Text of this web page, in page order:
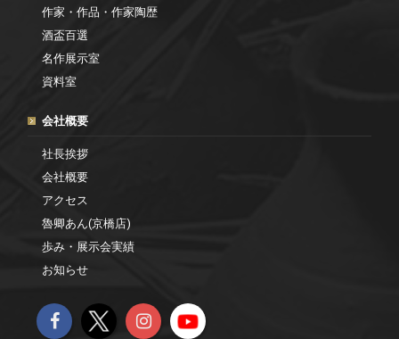
作家・作品・作家陶歴
酒盃百選
名作展示室
資料室
会社概要
社長挨拶
会社概要
アクセス
魯卿あん(京橋店)
歩み・展示会実績
お知らせ